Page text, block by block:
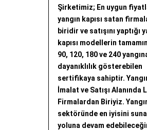
Şirketimiz; En uygun
yangın kapısı satan
biridir ve satışını yaptığı
kapısı modellerin
90, 120, 180 ve 240
dayanıklılık gösterebilen
sertifikaya sahiptir. Yangın
İmalat ve Satışı Alanında
Firmalardan Biriyiz.
sektöründe en iyisini
yoluna devam